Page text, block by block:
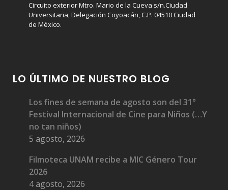
Circuito exterior Mtro. Mario de la Cueva s/n.Ciudad
Universitaria, Delegación Coyoacán, C.P. 04510 Ciudad
de México.
LO ÚLTIMO DE NUESTRO BLOG
Los fines de semana de agosto son del 31°
Festival Internacional de Cine para Niños (…Y
no tan niños)
5 agosto, 2026
Filmoteca UNAM recibe a MIC Género Tour
2026
4 agosto, 2026